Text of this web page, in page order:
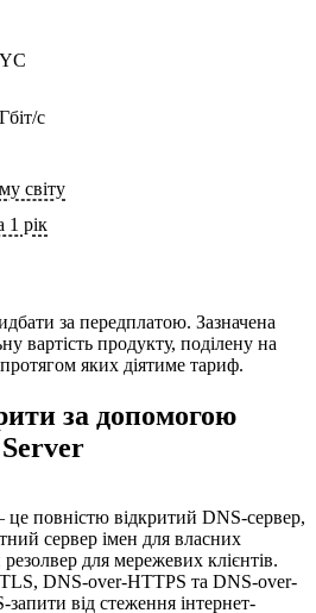
с
світу
1 рік
за передплатою. Зазначена
вартість продукту, поділену на
протягом яких діятиме тариф.
за допомогою
повністю відкритий DNS-сервер,
сервер імен для власних
для мережевих клієнтів.
DNS-over-HTTPS та DNS-over-
від стеження інтернет-